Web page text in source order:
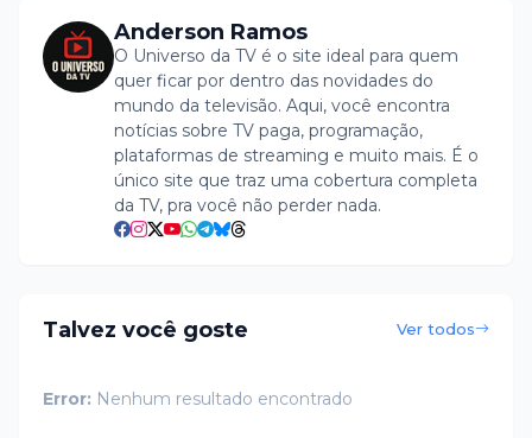
Anderson Ramos
O Universo da TV é o site ideal para quem
quer ficar por dentro das novidades do
mundo da televisão. Aqui, você encontra
notícias sobre TV paga, programação,
plataformas de streaming e muito mais. É o
único site que traz uma cobertura completa
da TV, pra você não perder nada.
Talvez você goste Ver todos
Error: Nenhum resultado encontrado